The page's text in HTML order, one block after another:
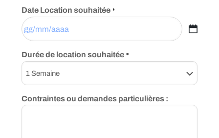
Date Location souhaitée *
GG
MM
slash
AAAA
Durée de location souhaitée *
Contraintes ou demandes particulières :